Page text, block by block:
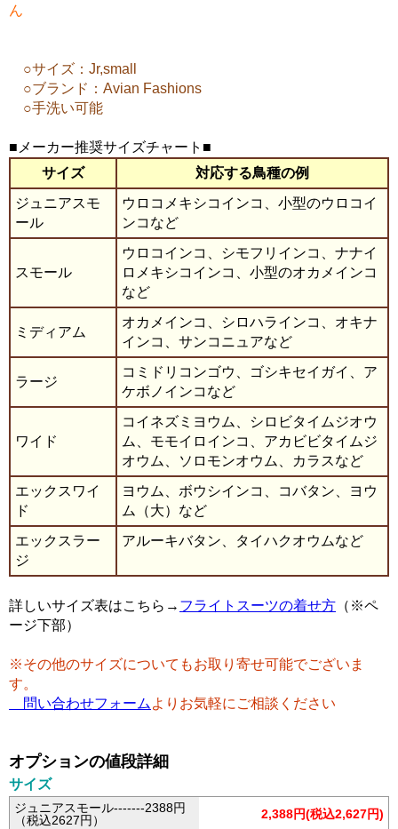
ん
○サイズ：Jr,small
○ブランド：Avian Fashions
○手洗い可能
■メーカー推奨サイズチャート■
サイズ
対応する鳥種の例
ジュニアスモ
ール
ウロコメキシコインコ、小型のウロコイ
ンコなど
スモール
ウロコインコ、シモフリインコ、ナナイ
ロメキシコインコ、小型のオカメインコ
など
ミディアム
オカメインコ、シロハラインコ、オキナ
インコ、サンコニュアなど
ラージ
コミドリコンゴウ、ゴシキセイガイ、ア
ケボノインコなど
ワイド
コイネズミヨウム、シロビタイムジオウ
ム、モモイロインコ、アカビビタイムジ
オウム、ソロモンオウム、カラスなど
エックスワイ
ド
ヨウム、ボウシインコ、コバタン、ヨウ
ム（大）など
エックスラー
ジ
アルーキバタン、タイハクオウムなど
詳しいサイズ表はこちら→ フライトスーツの着せ方 （※ペ
ージ下部）
※その他のサイズについてもお取り寄せ可能でございま
す。
問い合わせフォーム よりお気軽にご相談ください
オプションの値段詳細
サイズ
ジュニアスモール-------2388円
（税込2627円）
2,388円(税込2,627円)